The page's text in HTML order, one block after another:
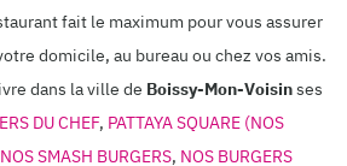
fait le maximum pour vous assurer
domicile, au bureau ou chez vos amis.
dans la ville de Boissy-Mon-Voisinses
DU CHEF, PATTAYA SQUARE (NOS
NOS SMASH BURGERS, NOS BURGERS